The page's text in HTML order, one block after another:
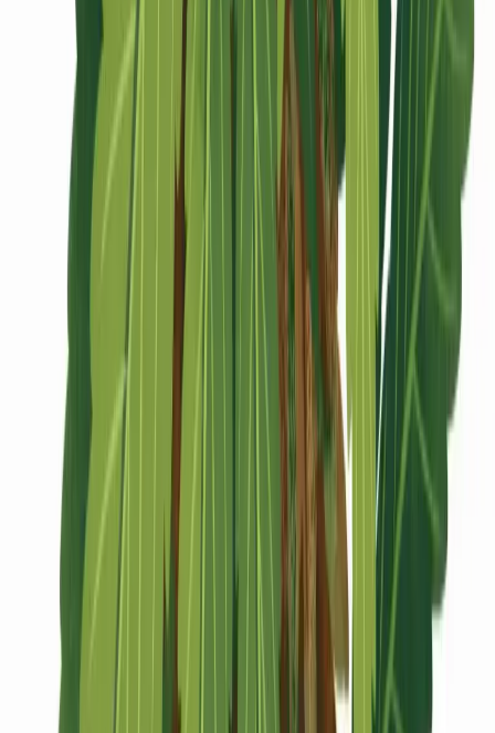
Cannabis Karte